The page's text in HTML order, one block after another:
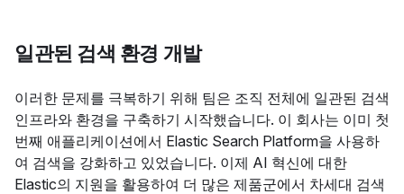
일관된 검색 환경 개발
이러한 문제를 극복하기 위해 팀은 조직 전체에 일관된 검색
인프라와 환경을 구축하기 시작했습니다. 이 회사는 이미 첫
번째 애플리케이션에서 Elastic Search Platform을 사용하
여 검색을 강화하고 있었습니다. 이제 AI 혁신에 대한
Elastic의 지원을 활용하여 더 많은 제품군에서 차세대 검색